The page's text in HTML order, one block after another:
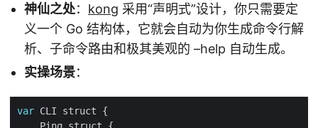
神仙之处： kong 采用“声明式”设计，你只需要定
义一个 Go 结构体，它就会自动为你生成命令行解
析、子命令路由和极其美观的 –help 自动生成。
实操场景：
var